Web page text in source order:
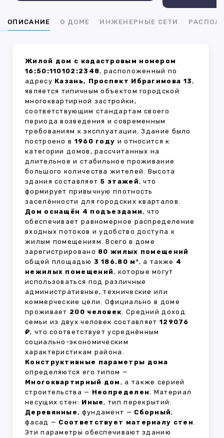
ОПИСАНИЕ О ДОМЕ ИНЖЕНЕРНЫЕ СЕТИ
Жилой дом с кадастровым номером
16:50:110102:2348, расположенный по
адресу Казань, Проспект Ибрагимова 13,
является типичным объектом городской
многоквартирной застройки,
соответствующим стандартам своего
периода возведения и современным
требованиям к эксплуатации. Здание было
построено в 1960 году и относится к
категории домов, рассчитанных на
длительное и стабильное проживание
большого количества жителей. Высота
здания составляет 5 этажей, что
формирует привычную плотность
заселённости для городских кварталов.
Дом оснащён 4 подъездами, что
обеспечивает равномерное распределение
входных потоков и удобство доступа к
жилым помещениям. Всего в доме
зарегистрировано 80 жилых помещений
общей площадью 3 186.80 м², а также 4
нежилых помещений, которые могут
использоваться под различные
административные, технические или
коммерческие цели. Официально в доме
проживает 200 человек. Средний доход
семьи из двух человек составляет 129076
₽, что соответствует усреднённым
социально-экономическим
характеристикам района.
Конструктивные параметры дома
определяются его типом —
Многоквартирный дом , а также серией
строительства — Неопределен. Материал
несущих стен: Иные, тип перекрытий:
Деревянные, фундамент — Сборный,
фасад — Соответствует материалу стен.
Эти параметры обеспечивают зданию